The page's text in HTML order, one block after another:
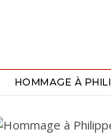
HOMMAGE À